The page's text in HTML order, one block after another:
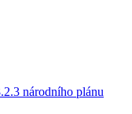
národního plánu